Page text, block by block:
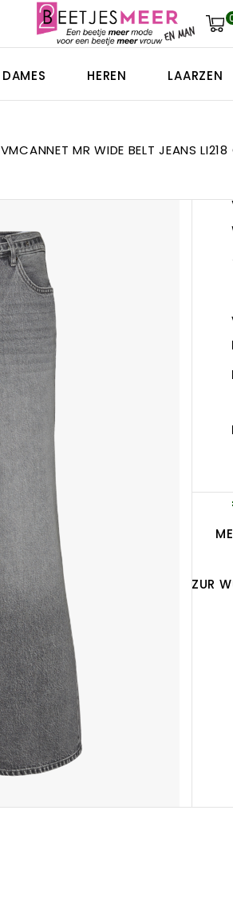
DAMES HEREN LAARZEN
VMCANNET MR WIDE BELT JEANS LI218
ZUR